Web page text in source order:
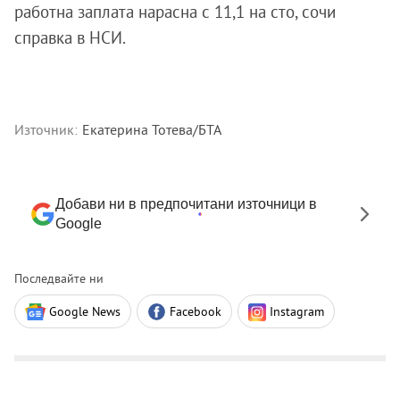
работна заплата нарасна с 11,1 на сто, сочи
справка в НСИ.
Източник: Екатерина Тотева/БТА
Добави ни в предпочитани източници в
Google
Последвайте ни
Google News Facebook Instagram